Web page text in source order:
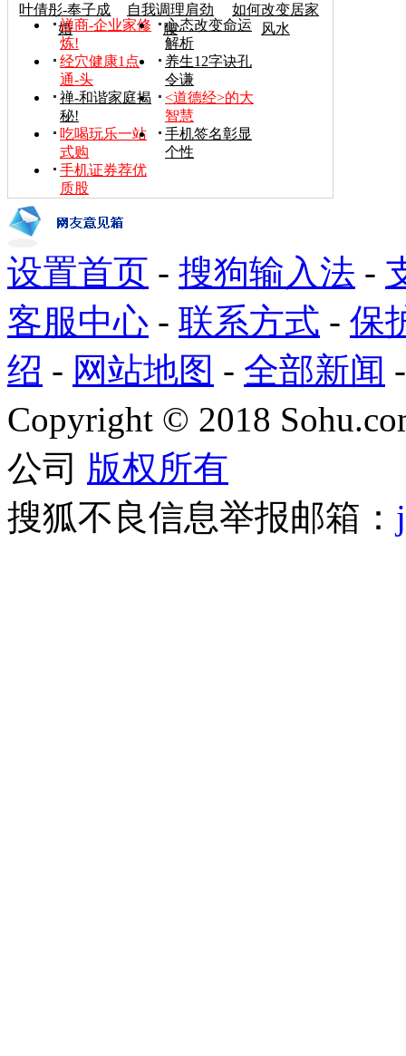
叶倩彤-奉子成
婚
自我调理肩劲
腰
如何改变居家
风水
禅商-企业家修
炼!
心态改变命运
解析
经穴健康1点
通-头
养生12字诀孔
令谦
禅-和谐家庭揭
秘!
<道德经>的大
智慧
吃喝玩乐一站
式购
手机签名彰显
个性
手机证券荐优
质股
设置首页 - 搜狗输入法 -
客服中心 - 联系方式 - 保
绍 - 网站地图 - 全部新闻
Copyright © 2018
公司 版权所有
搜狐不良信息举报邮箱：